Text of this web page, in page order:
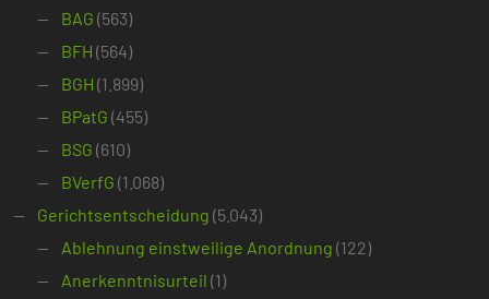
BAG (563)
BFH (564)
BGH (1.899)
BPatG (455)
BSG (610)
BVerfG (1.068)
Gerichtsentscheidung (5.043)
Ablehnung einstweilige Anordnung (122)
Anerkenntnisurteil (1)